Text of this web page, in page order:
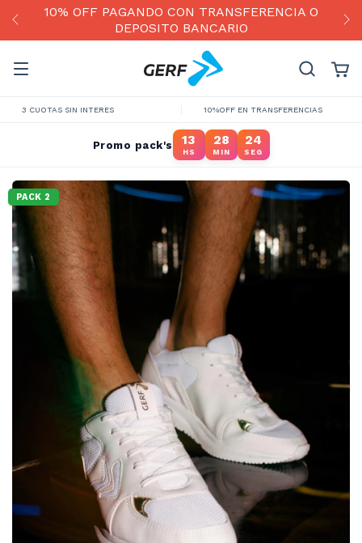
PAGANDO CON TRANSFERENCIA O
DEPOSITO BANCARIO
3 CUOTAS SIN INTERES 10%OFF EN TRANSFERENCIAS
Promo pack's 13
HS
28
MIN
24
SEG
PACK 2